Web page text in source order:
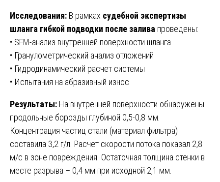
Исследования: В рамках судебной экспертизы
шланга гибкой подводки после залива проведены:
• SEM-анализ внутренней поверхности шланга
• Гранулометрический анализ отложений
• Гидродинамический расчет системы
• Испытания на абразивный износ
Результаты: На внутренней поверхности обнаружены
продольные борозды глубиной 0,5-0,8 мм.
Концентрация частиц стали (материал фильтра)
составила 3,2 г/л. Расчет скорости потока показал 2,8
м/с в зоне повреждения. Остаточная толщина стенки в
месте разрыва – 0,4 мм при исходной 2,1 мм.